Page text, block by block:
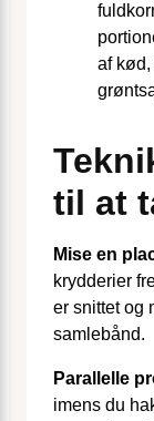
af
til at
Mise en
krydderier
er snittet og
samlebånd.
Parallelle
imens du